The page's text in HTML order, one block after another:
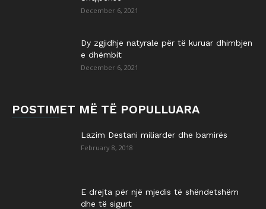
December 6, 2021
Dy zgjidhje natyrale për të kuruar dhimbjen
e dhëmbit
December 6, 2021
POSTIMET MË TË POPULLUARA
Lazim Destani miliarder dhe bamirës
February 8, 2018
E drejta për një mjedis të shëndetshëm
dhe të sigurt